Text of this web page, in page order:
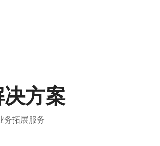
方案
务拓展服务